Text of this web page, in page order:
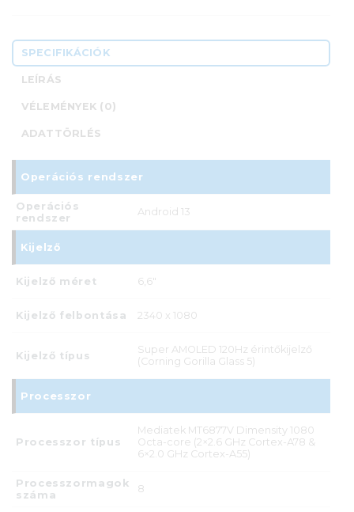
SPECIFIKÁCIÓK
LEÍRÁS
VÉLEMÉNYEK (0)
ADATTÖRLÉS
Operációs rendszer
Operációs
rendszer
Android 13
Kijelző
Kijelző méret 6,6"
Kijelző felbontása 2340 x 1080
Kijelző típus
Super AMOLED 120Hz érintőkijelző
(Corning Gorilla Glass 5)
Processzor
Processzor típus
Mediatek MT6877V Dimensity 1080
Octa-core (2×2.6 GHz Cortex-A78 &
6×2.0 GHz Cortex-A55)
Processzormagok
száma
8